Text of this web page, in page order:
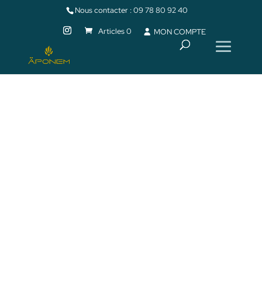
Nous contacter :09 78 80 92 40
Articles 0 MON COMPTE